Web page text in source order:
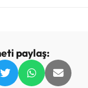
paylaş: